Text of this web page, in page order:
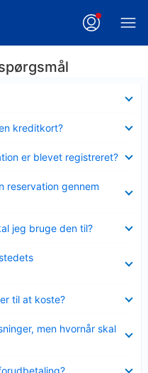
kreditkort?
er blevet registreret?
reservation gennem
jeg bruge den til?
til at koste?
men hvornår skal